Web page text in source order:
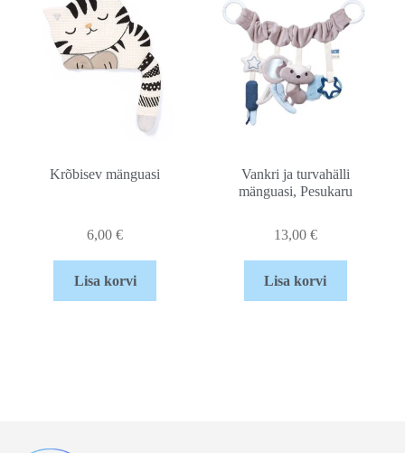
Krõbisev mänguasi
6,00€
Lisa korvi
Vankri ja turvahälli
mänguasi, Pesukaru
13,00 €
Lisa korvi